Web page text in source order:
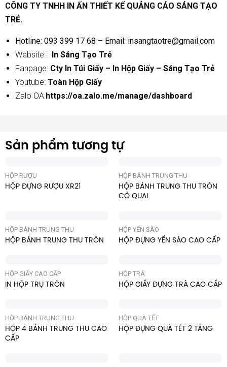
CÔNG TY TNHH IN ẤN THIẾT KẾ QUẢNG CÁO SÁNG TẠO
TRẺ.
Hotline: 093 399 17 68 – Email: insangtaotre@gmail.com
Website : In Sáng Tạo Trẻ
Fanpage: Cty In Túi Giấy – In Hộp Giấy – Sáng Tạo Trẻ
Youtube: Toàn Hộp Giấy
Zalo OA:https://oa.zalo.me/manage/dashboard
Sản phẩm tương tự
HỘP RƯỢU
HỘP ĐỰNG RƯỢU XR21
HỘP BÁNH TRUNG THU
HỘP BÁNH TRUNG THU TRÒN
CÓ QUAI
HỘP BÁNH TRUNG THU
HỘP BÁNH TRUNG THU TRÒN
HỘP YẾN SÀO
HỘP ĐỰNG YẾN SÀO CAO CẤP
HỘP GIẤY CAO CẤP
IN HỘP TRỤ TRÒN
HỘP TRÀ
HỘP GIẤY ĐỰNG TRÀ CAO CẤP
HỘP BÁNH TRUNG THU
HỘP 4 BÁNH TRUNG THU CAO
CẤP
HỘP QUÀ TẾT
HỘP ĐỰNG QUÀ TẾT 2 TẦNG